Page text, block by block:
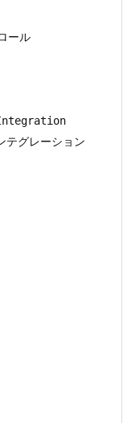
ール
グレーション